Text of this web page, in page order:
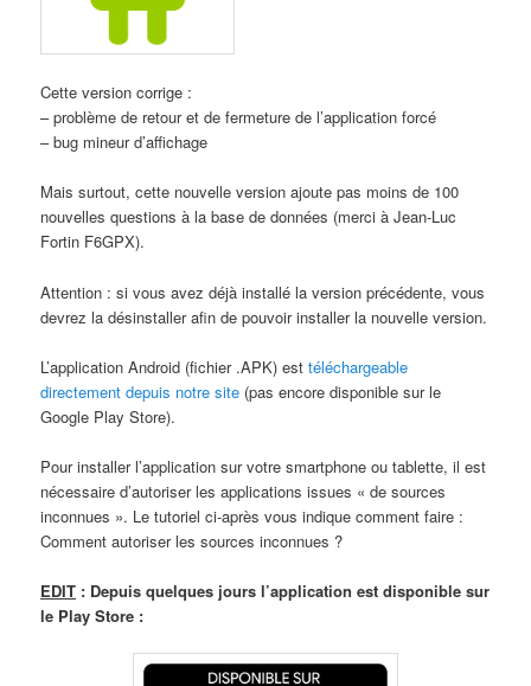
Cette version corrige :
– problème de retour et de fermeture de l’application forcé
– bug mineur d’affichage
Mais surtout, cette nouvelle version ajoute pas moins de 100
nouvelles questions à la base de données (merci à Jean-Luc
Fortin F6GPX).
Attention : si vous avez déjà installé la version précédente, vous
devrez la désinstaller afin de pouvoir installer la nouvelle version.
L’application Android (fichier .APK) esttéléchargeable
directement depuis notre site (pas encore disponible sur le
Google Play Store).
Pour installer l’application sur votre smartphone ou tablette, il est
nécessaire d’autoriser les applications issues « de sources
inconnues ». Le tutoriel ci-après vous indique comment faire :
Comment autoriser les sources inconnues ?
EDIT : Depuis quelques jours l’application est disponible sur
le Play Store :